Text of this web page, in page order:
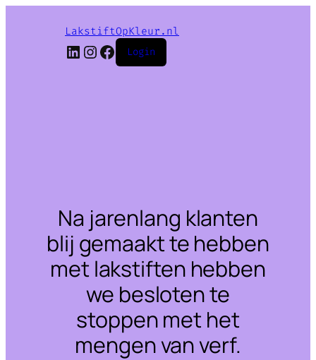
LakstiftOpKleur.nl
LinkedIn
Instagram
Facebook
Login
Na jarenlang klanten
blij gemaakt te hebben
met lakstiften hebben
we besloten te
stoppen met het
mengen van verf.